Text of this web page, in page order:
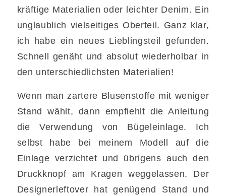
kräftige Materialien oder leichter Denim. Ein
unglaublich vielseitiges Oberteil. Ganz klar,
ich habe ein neues Lieblingsteil gefunden.
Schnell genäht und absolut wiederholbar in
den unterschiedlichsten Materialien!
Wenn man zartere Blusenstoffe mit weniger
Stand wählt, dann empfiehlt die Anleitung
die Verwendung von Bügeleinlage. Ich
selbst habe bei meinem Modell auf die
Einlage verzichtet und übrigens auch den
Druckknopf am Kragen weggelassen. Der
Designerleftover hat genügend Stand und